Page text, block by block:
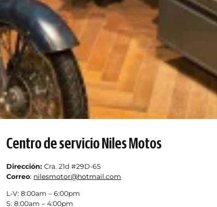
Centro de servicio Niles Motos
Dirección:Cra. 21d #29D-65
Correo: nilesmotor@hotmail.com
L-V: 8:00am – 6:00pm
S: 8:00am – 4:00pm